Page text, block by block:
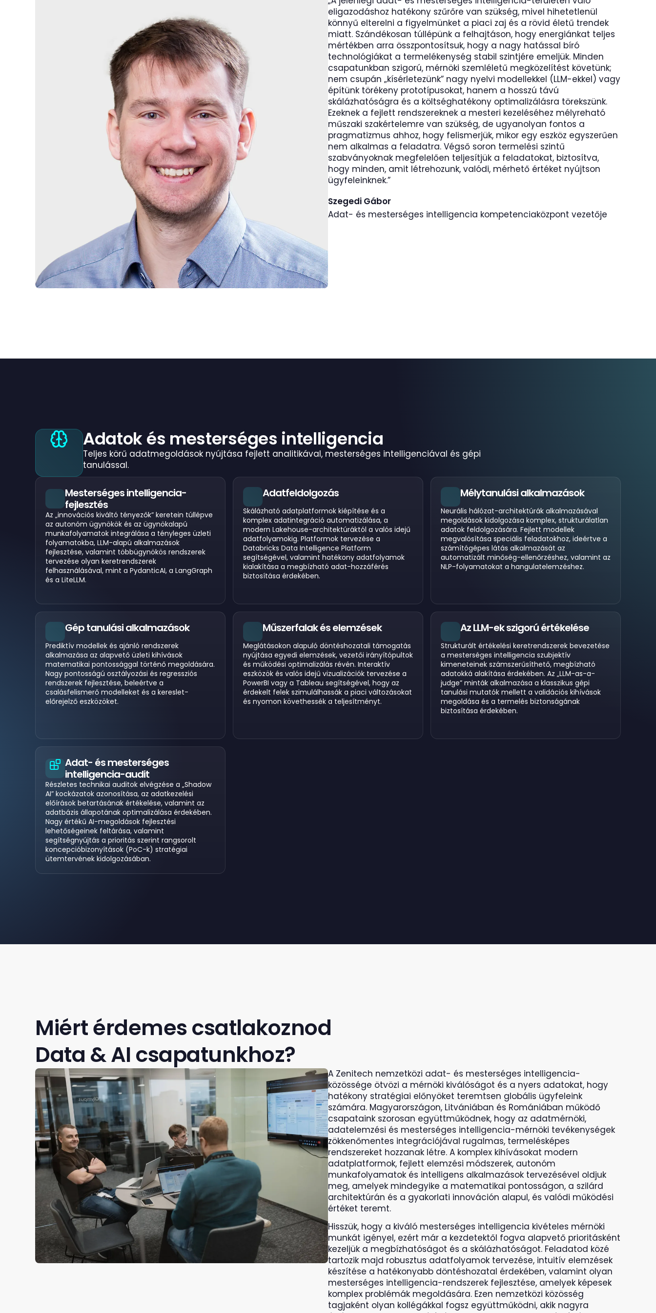
eligazodáshoz hatékony szűrőre van szükség, mivel hihetetlenül
könnyű elterelni a figyelmünket a piaci zaj és a rövid életű trendek
miatt. Szándékosan túllépünk a felhajtáson, hogy energiánkat teljes
mértékben arra összpontosítsuk, hogy a nagy hatással bíró
technológiákat a termelékenység stabil szintjére emeljük. Minden
csapatunkban szigorú, mérnöki szemléletű megközelítést követünk;
nem csupán „kísérletezünk” nagy nyelvi modellekkel (LLM-ekkel) vagy
építünk törékeny prototípusokat, hanem a hosszú távú
skálázhatóságra és a költséghatékony optimalizálásra törekszünk.
Ezeknek a fejlett rendszereknek a mesteri kezeléséhez mélyreható
műszaki szakértelemre van szükség, de ugyanolyan fontos a
pragmatizmus ahhoz, hogy felismerjük, mikor egy eszköz egyszerűen
nem alkalmas a feladatra. Végső soron termelési szintű
szabványoknak megfelelően teljesítjük a feladatokat, biztosítva,
hogy minden, amit létrehozunk, valódi, mérhető értéket nyújtson
ügyfeleinknek.”
Szegedi Gábor
Adat- és mesterséges intelligencia kompetenciaközpont vezetője
Adatok és mesterséges intelligencia
Teljes körű adatmegoldások nyújtása fejlett analitikával, mesterséges intelligenciával és gépi
tanulással.
Mesterséges intelligencia-
fejlesztés
Az „innovációs kiváltó tényezők” keretein túllépve
az autonóm ügynökök és az ügynökalapú
munkafolyamatok integrálása a tényleges üzleti
folyamatokba, LLM-alapú alkalmazások
fejlesztése, valamint többügynökös rendszerek
tervezése olyan keretrendszerek
felhasználásával, mint a PydanticAI, a LangGraph
és a LiteLLM.
Adatfeldolgozás
Skálázható adatplatformok kiépítése és a
komplex adatintegráció automatizálása, a
modern Lakehouse-architektúráktól a valós idejű
adatfolyamokig. Platformok tervezése a
Databricks Data Intelligence Platform
segítségével, valamint hatékony adatfolyamok
kialakítása a megbízható adat-hozzáférés
biztosítása érdekében.
Mélytanulási alkalmazások
Neurális hálózat-architektúrák alkalmazásával
megoldások kidolgozása komplex, strukturálatlan
adatok feldolgozására. Fejlett modellek
megvalósítása speciális feladatokhoz, ideértve a
számítógépes látás alkalmazását az
automatizált minőség-ellenőrzéshez, valamint az
NLP-folyamatokat a hangulatelemzéshez.
Gép tanulási alkalmazások
Prediktív modellek és ajánló rendszerek
alkalmazása az alapvető üzleti kihívások
matematikai pontossággal történő megoldására.
Nagy pontosságú osztályozási és regressziós
rendszerek fejlesztése, beleértve a
csalásfelismerő modelleket és a kereslet-
előrejelző eszközöket.
Műszerfalak és elemzések
Meglátásokon alapuló döntéshozatali támogatás
nyújtása egyedi elemzések, vezetői irányítópultok
és működési optimalizálás révén. Interaktív
eszközök és valós idejű vizualizációk tervezése a
PowerBI vagy a Tableau segítségével, hogy az
érdekelt felek szimulálhassák a piaci változásokat
és nyomon követhessék a teljesítményt.
Az LLM-ek szigorú értékelése
Strukturált értékelési keretrendszerek bevezetése
a mesterséges intelligencia szubjektív
kimeneteinek számszerűsíthető, megbízható
adatokká alakítása érdekében. Az „LLM-as-a-
judge” minták alkalmazása a klasszikus gépi
tanulási mutatók mellett a validációs kihívások
megoldása és a termelés biztonságának
biztosítása érdekében.
Adat- és mesterséges
intelligencia-audit
Részletes technikai auditok elvégzése a „Shadow
AI” kockázatok azonosítása, az adatkezelési
előírások betartásának értékelése, valamint az
adatbázis állapotának optimalizálása érdekében.
Nagy értékű AI-megoldások fejlesztési
lehetőségeinek feltárása, valamint
segítségnyújtás a prioritás szerint rangsorolt
koncepcióbizonyítások (PoC-k) stratégiai
ütemtervének kidolgozásában.
Miért érdemes csatlakoznod
Data & AI csapatunkhoz?
A Zenitech nemzetközi adat- és mesterséges intelligencia-
közössége ötvözi a mérnöki kiválóságot és a nyers adatokat, hogy
hatékony stratégiai előnyöket teremtsen globális ügyfeleink
számára. Magyarországon, Litvániában és Romániában működő
csapataink szorosan együttműködnek, hogy az adatmérnöki,
adatelemzési és mesterséges intelligencia-mérnöki tevékenységek
zökkenőmentes integrációjával rugalmas, termelésképes
rendszereket hozzanak létre. A komplex kihívásokat modern
adatplatformok, fejlett elemzési módszerek, autonóm
munkafolyamatok és intelligens alkalmazások tervezésével oldjuk
meg, amelyek mindegyike a matematikai pontosságon, a szilárd
architektúrán és a gyakorlati innováción alapul, és valódi működési
értéket teremt.
Hisszük, hogy a kiváló mesterséges intelligencia kivételes mérnöki
munkát igényel, ezért már a kezdetektől fogva alapvető prioritásként
kezeljük a megbízhatóságot és a skálázhatóságot. Feladatod közé
tartozik majd robusztus adatfolyamok tervezése, intuitív elemzések
készítése a hatékonyabb döntéshozatal érdekében, valamint olyan
mesterséges intelligencia-rendszerek fejlesztése, amelyek képesek
komplex problémák megoldására. Ezen nemzetközi közösség
tagjaként olyan kollégákkal fogsz együttműködni, akik nagyra